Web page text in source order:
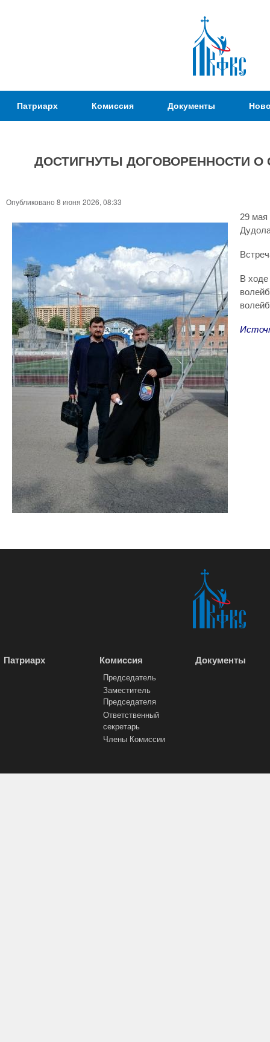
Патриаршая
Комиссия
вопросам
физической
спорта
Патриарх Комиссия Документы
здесь
ДОСТИГНУТЫ ДОГОВОРЕННОСТИ
Опубликовано 8 июня 2026, 08:33
29 мая
В ходе
Патриарх Комиссия
Председатель
Заместитель
Председателя
Ответственный
секретарь
Члены Комиссии
Документы